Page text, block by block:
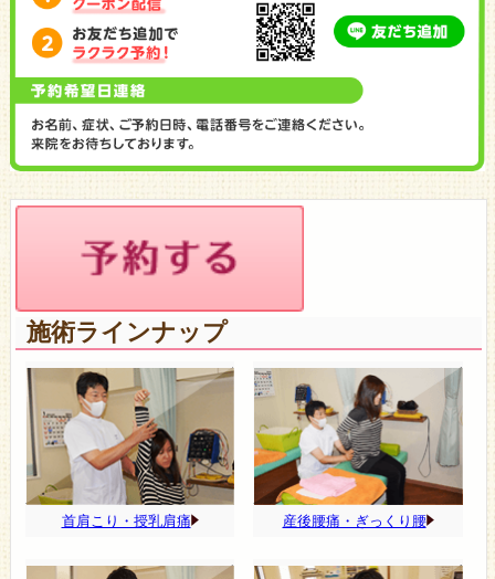
施術ラインナップ
首肩こり・授乳肩痛 産後腰痛・ぎっくり腰